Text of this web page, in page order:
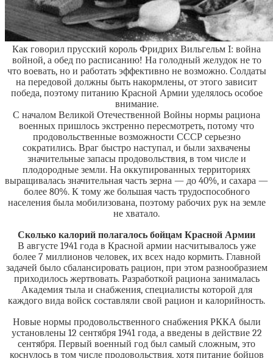
Как говорил прусский король Фридрих Вильгельм I: война
войной, а обед по расписанию! На голодный желудок не то
что воевать, но и работать эффективно не возможно. Солдаты
на передовой должны быть накормлены, от этого зависит
победа, поэтому питанию Красной Армии уделялось особое
внимание.
С началом Великой Отечественной Войны нормы рациона
военных пришлось экстренно пересмотреть, потому что
продовольственные возможности СССР серьезно
сократились. Враг быстро наступал, и были захвачены
значительные запасы продовольствия, в том числе и
плодородные земли. На оккупированных территориях
выращивалась значительная часть зерна — до 40%, и сахара —
более 80%. К тому же большая часть трудоспособного
населения была мобилизована, поэтому рабочих рук на земле
не хватало.
Сколько калорий полагалось бойцам Красной Армии
В августе 1941 года в Красной армии насчитывалось уже
более 7 миллионов человек, их всех надо кормить. Главной
задачей было сбалансировать рацион, при этом разнообразием
приходилось жертвовать. Разработкой рациона занималась
Академия тыла и снабжения, специалисты которой для
каждого вида войск составляли свой рацион и калорийность.
Новые нормы продовольственного снабжения РККА были
установлены 12 сентября 1941 года, а введены в действие 22
сентября. Первый военный год был самый сложным, это
коснулось в том числе продовольствия, хотя питание бойцов